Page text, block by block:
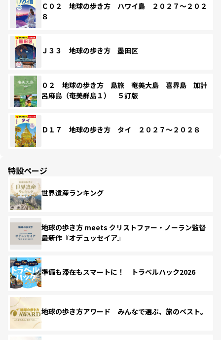
Ｃ０２ 地球の歩き方 ハワイ島 ２０２７～２０２
８
Ｊ３３ 地球の歩き方 墨田区
０２ 地球の歩き方 島旅 奄美大島 喜界島 加計
呂麻島（奄美群島１） ５訂版
Ｄ１７ 地球の歩き方 タイ ２０２７～２０２８
特設ページ
世界遺産ランキング
地球の歩き方 meets クリストファー・ノーラン監督
最新作『オデュッセイア』
準備も滞在もスマートに！ トラベルハック2026
地球の歩き方アワード みんなで選ぶ、旅のベスト。